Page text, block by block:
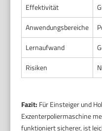
Effektivität
Anwendungsbereiche
Lernaufwand
Risiken
Fazit: Für Einsteiger und
Exzenterpoliermaschine
funktioniert sicherer, ist